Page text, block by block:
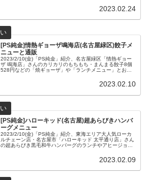
2023.02.24
[PS純金]情熱ギョーザ鳴海店(名古屋緑区)餃子メ
ニューと通販
2023/2/10(金)「PS純金」紹介、名古屋緑区「情熱ギョー
ザ 鳴海店」さんのカリカリのもちもち・まんまる餃子8個
528円などの「焼ギョーザ」や「ランチメニュー」とお取
2023.02.10
[PS純金]ハローキッド(名古屋)超あらびきハンバ
ーグメニュー
2023/2/10(金)「PS純金」紹介、東海エリア大人気ローカ
ルチェーン店・名古屋市「ハローキッド 太平通り店」さん
の超あらびき黒毛和牛ハンバーグのランチやアヒージョサ
さんの場所や営業時間などの店舗情報をまとめてみまし
2023.02.09